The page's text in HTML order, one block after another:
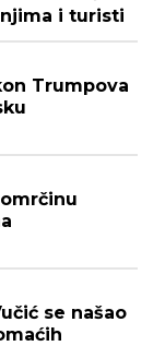
i turisti
Trumpova
se našao